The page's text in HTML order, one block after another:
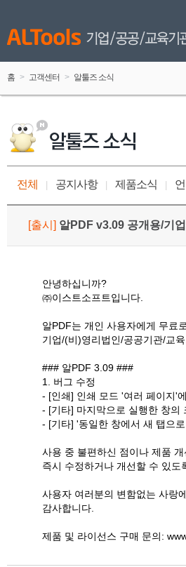
홈 > 고객센터 > 알툴즈 소식
전체 공지사항 제품소식
[출시 ] 알PDF v3.09 공개용/기
안녕하십니까?
㈜이스트소프트입니다.
알PDF는 개인 사용자에게 무료
기업/(비)영리법인/공공기관/교
### 알PDF 3.09 ###
1. 버그 수정
- [인쇄] 인쇄 모드 '여러 페이지'
- [기타] 마지막으로 실행한 창의
- [기타] '동일한 창에서 새 탭으
사용 중 불편하신 점이나 제품
즉시 수정하거나 개선할 수 있도
사용자 여러분의 변함없는 사랑
감사합니다.
제품 및 라이선스 구매 문의: